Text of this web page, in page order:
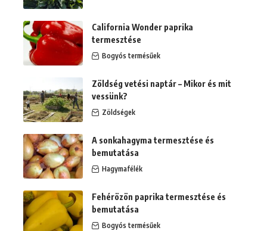
California Wonder paprika
termesztése
Bogyós termésűek
Zöldség vetési naptár – Mikor és mit
vessünk?
Zöldségek
A sonkahagyma termesztése és
bemutatása
Hagymafélék
Fehérözön paprika termesztése és
bemutatása
Bogyós termésűek